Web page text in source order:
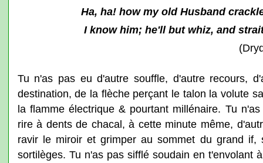
Ha, ha! how my old Husband
I know him; he'll but whiz, and
Tu n'as pas eu d'autre souffle, d'autre recours,
destination, de la flèche perçant le talon la volute
la flamme électrique & pourtant millénaire. Tu
rire à dents de chacal, à cette minute même,
ravir le miroir et grimper au sommet du grand if,
sortilèges. Tu n'as pas sifflé soudain en t'envolant